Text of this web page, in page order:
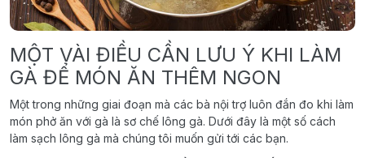
MỘT VÀI ĐIỀU CẦN LƯU Ý KHI LÀM
GÀ ĐỂ MÓN ĂN THÊM NGON
Một trong những giai đoạn mà các bà nội trợ luôn đắn đo khi làm
món phở ăn với gà là sơ chế lông gà. Dưới đây là một số cách
làm sạch lông gà mà chúng tôi muốn gửi tới các bạn.